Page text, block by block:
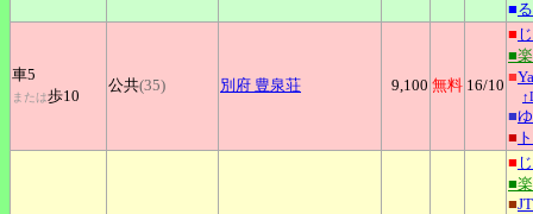
■
車5
または歩10
公共(35) 別府 豊泉荘 9,100 無料 16/10
■
■
■
■
■
■
■
■